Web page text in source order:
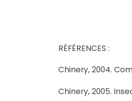
RÉFÉRENCES :
Chinery, 2004.
Chinery, 2005.